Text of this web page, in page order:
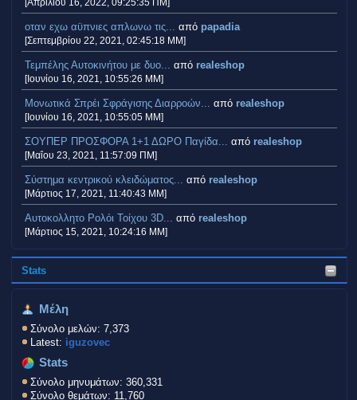
[Απριλίου 16, 2022, 09:25:35 ΠΜ]
οταν εχω αϋπνιες απλωνω τις... από papadia
[Σεπτεμβρίου 22, 2021, 02:45:18 ΜΜ]
Τεμπέλης Αυτοκινήτου με δυο... από realeshop
[Ιουνίου 16, 2021, 10:55:26 ΜΜ]
Μονωτικά Σπρέι Σφράγισης Διαρροών... από realeshop
[Ιουνίου 16, 2021, 10:55:05 ΜΜ]
ΣΟΥΠΕΡ ΠΡΟΣΦΟΡΑ 1+1 ΔΩΡΟ Παγίδα... από realeshop
[Μαΐου 23, 2021, 11:57:09 ΠΜ]
Σύστημα κεντρικού κλειδώματος... από realeshop
[Μάρτιος 17, 2021, 11:40:43 ΜΜ]
Aυτοκολλητo Ρολόι Τοίχου 3D... από realeshop
[Μάρτιος 15, 2021, 10:24:16 ΜΜ]
Stats
Μέλη
Σύνολο μελών: 7,373
Latest: iguzovec
Stats
Σύνολο μηνυμάτων: 360,331
Σύνολο θεμάτων: 11,760